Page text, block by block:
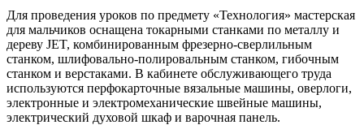
Для проведения уроков по предмету «Технология» мастерская
для мальчиков оснащена токарными станками по металлу и
дереву JET, комбинированным фрезерно-сверлильным
станком, шлифовально-полировальным станком, гибочным
станком и верстаками. В кабинете обслуживающего труда
используются перфокарточные вязальные машины, оверлоги,
электронные и электромеханические швейные машины,
электрический духовой шкаф и варочная панель.